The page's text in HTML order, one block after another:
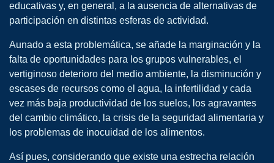
educativas y, en general, a la ausencia de alternativas de
participación en distintas esferas de actividad.
Aunado a esta problemática, se añade la marginación y la
falta de oportunidades para los grupos vulnerables, el
vertiginoso deterioro del medio ambiente, la disminución y
escases de recursos como el agua, la infertilidad y cada
vez más baja productividad de los suelos, los agravantes
del cambio climático, la crisis de la seguridad alimentaria y
los problemas de inocuidad de los alimentos.
Así pues, considerando que existe una estrecha relación